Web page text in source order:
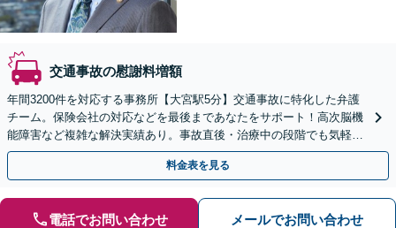
交通事故の慰謝料増額
年間3200件を対応する事務所【大宮駅5分】交通事故に特化した弁護
チーム。保険会社の対応などを最後まであなたをサポート！高次脳機
能障害など複雑な解決実績あり。事故直後・治療中の段階でも気軽に
ご相談ください【休日・夜間対応可】
料金表を見る
電話でお問い合わせ メールでお問い合わせ